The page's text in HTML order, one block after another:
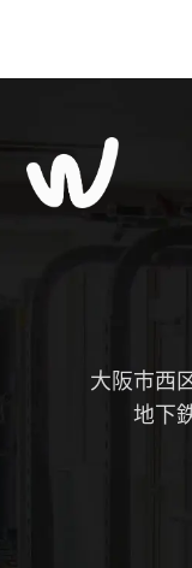
大阪市西
地下